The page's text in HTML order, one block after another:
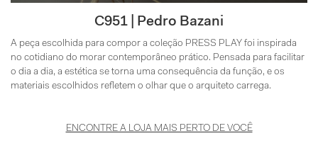
C951 | Pedro Bazani
A peça escolhida para compor a coleção PRESS PLAY foi inspirada
no cotidiano do morar contemporâneo prático. Pensada para facilitar
o dia a dia, a estética se torna uma consequência da função, e os
materiais escolhidos refletem o olhar que o arquiteto carrega.
ENCONTRE A LOJA MAIS PERTO DE VOCÊ